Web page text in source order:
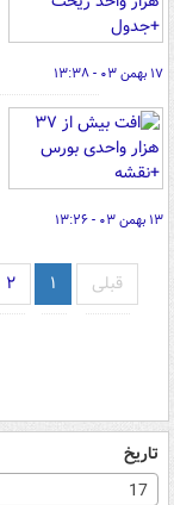
۱۷ بهمن ۰۳ - ۱۳:۳۸
۱۳ بهمن ۰۳ - ۱۳:۲۶
قبلی ۱ ۲
تاریخ
17